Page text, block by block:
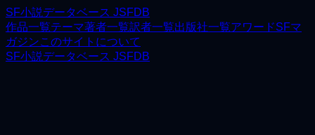
SF小説データベース JSFDB
作品一覧テーマ著者一覧訳者一覧出版社一覧アワードSFマ
ガジンこのサイトについて
SF小説データベース JSFDB